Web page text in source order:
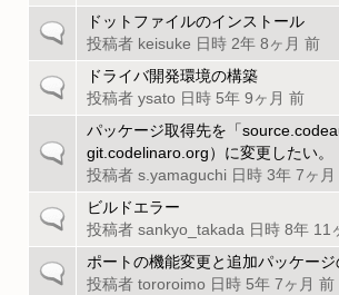
ピ
ッ
の
ト
ピ
ッ
一
の
ト
ピ
ッ
ク
ドットファイルのインストール
投稿者 keisuke 日時 2年 8ヶ月 前
一
ト
ッ
ク
ドライバ開発環境の構築
投稿者 ysato 日時 5年 9ヶ月 前
一
の
ト
ッ
ク
パッケージ取得先を「
git.codelinaro.org）に変更したい。
投稿者 s.yamaguchi 日時 3年 7ヶ月
一
の
ト
ビルドエラー
投稿者 sankyo_takada 日時 8年 11
一
ポートの機能変更と追加パッケー
投稿者 tororoimo 日時 5年 7ヶ月 前